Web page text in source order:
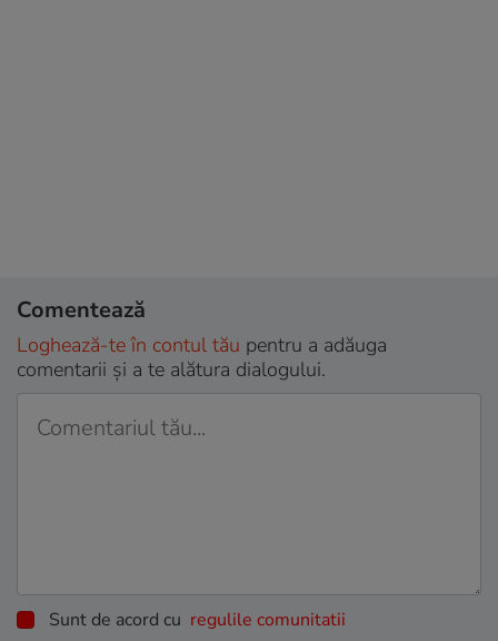
Comentează
Loghează-te în contul tău pentru a adăuga
comentarii și a te alătura dialogului.
Sunt de acord cu regulile comunitatii